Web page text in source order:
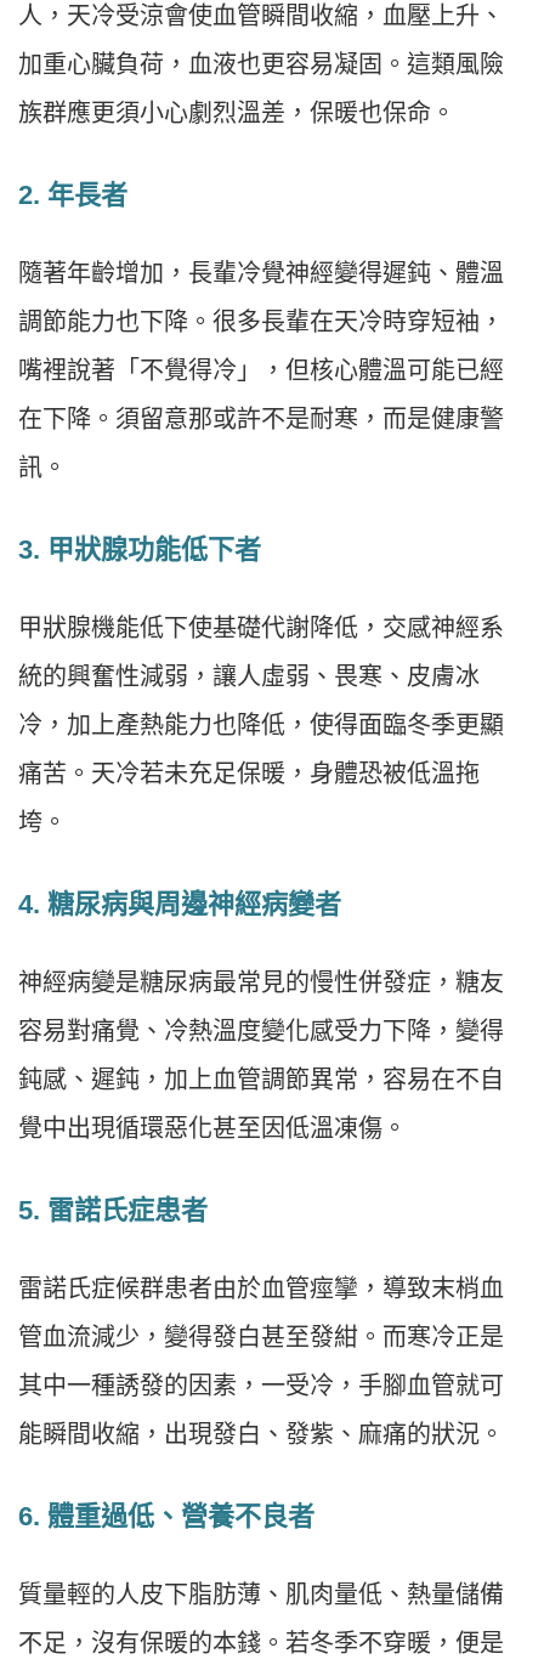
人，天冷受涼會使血管瞬間收縮，血壓上升、
加重心臟負荷，血液也更容易凝固。這類風險
族群應更須小心劇烈溫差，保暖也保命。
2. 年長者
隨著年齡增加，長輩冷覺神經變得遲鈍、體溫
調節能力也下降。很多長輩在天冷時穿短袖，
嘴裡說著「不覺得冷」，但核心體溫可能已經
在下降。須留意那或許不是耐寒，而是健康警
訊。
3. 甲狀腺功能低下者
甲狀腺機能低下使基礎代謝降低，交感神經系
統的興奮性減弱，讓人虛弱、畏寒、皮膚冰
冷，加上產熱能力也降低，使得面臨冬季更顯
痛苦。天冷若未充足保暖，身體恐被低溫拖
垮。
4. 糖尿病與周邊神經病變者
神經病變是糖尿病最常見的慢性併發症，糖友
容易對痛覺、冷熱溫度變化感受力下降，變得
鈍感、遲鈍，加上血管調節異常，容易在不自
覺中出現循環惡化甚至因低溫凍傷。
5. 雷諾氏症患者
雷諾氏症候群患者由於血管痙攣，導致末梢血
管血流減少，變得發白甚至發紺。而寒冷正是
其中一種誘發的因素，一受冷，手腳血管就可
能瞬間收縮，出現發白、發紫、麻痛的狀況。
6. 體重過低、營養不良者
質量輕的人皮下脂肪薄、肌肉量低、熱量儲備
不足，沒有保暖的本錢。若冬季不穿暖，便是